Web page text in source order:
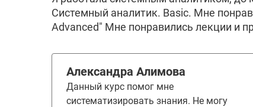
Системный аналитик. Basic. Мне
Advanced" Мне понравились лекции и
Александра Алимова
Данный курс помог мне
систематизировать знания. Не могу